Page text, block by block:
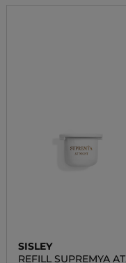
SISLEY
REFILL SUPREMYA AT